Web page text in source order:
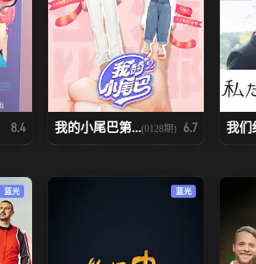
8.4 我的小尾巴第...(0128期) 6.7 我们
蓝光 蓝光